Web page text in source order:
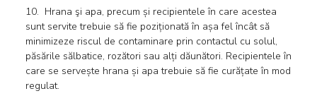
10. Hrana şi apa, precum și recipientele în care acestea
sunt servite trebuie să fie poziționată în așa fel încât să
minimizeze riscul de contaminare prin contactul cu solul,
păsările sălbatice, rozători sau alți dăunători. Recipientele în
care se servește hrana și apa trebuie să fie curățate în mod
regulat.